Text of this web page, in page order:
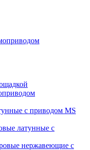
с приводом MS
латунные с
нержавеющие с